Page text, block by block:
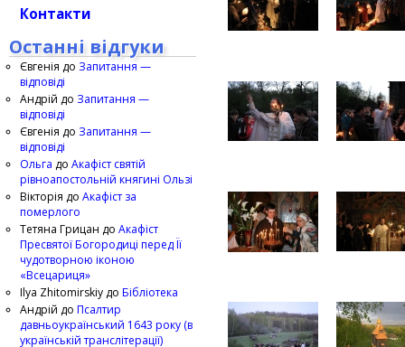
Контакти
Останні відгуки
Євгенія до Запитання —
відповіді
Андрій до Запитання —
відповіді
Євгенія до Запитання —
відповіді
Ольга до Акафіст святій
рівноапостольній княгині Ользі
Вікторія до Акафіст за
померлого
Тетяна Грицан до Акафіст
Пресвятої Богородиці перед Її
чудотворною іконою
«Всецариця»
Ilya Zhitomirskiy до Бібліотека
Андрій до Псалтир
давньоукраїнський 1643 року (в
українській транслітерації)